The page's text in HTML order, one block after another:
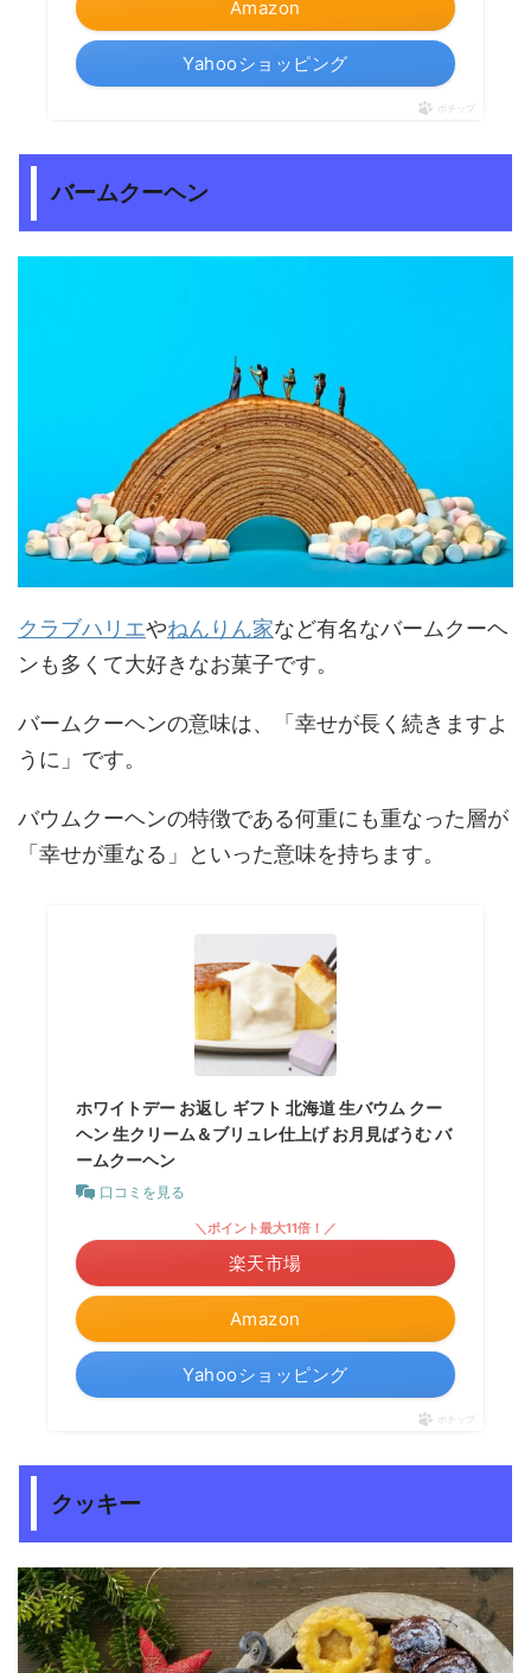
Amazon
Yahooショッピング
ポチップ
バームクーヘン
クラブハリエやねんりん家など有名なバームクーヘ
ンも多くて大好きなお菓子です。
バームクーヘンの意味は、「幸せが長く続きますよ
うに」です。
バウムクーヘンの特徴である何重にも重なった層が
「幸せが重なる」といった意味を持ちます。
ホワイトデー お返し ギフト 北海道 生バウム クー
ヘン 生クリーム＆ブリュレ仕上げ お月見ばうむ バ
ームクーヘン
口コミを見る
Amazon
＼ポイント最大11倍！／
楽天市場
Yahooショッピング
ポチップ
クッキー